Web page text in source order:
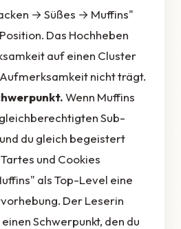
→ Süßes → Muffins"
Das Hochheben
auf einen Cluster
nicht trägt.
Wenn Muffins
Sub-
du gleich begeistert
und Cookies
als Top-Level eine
Der Leserin
Schwerpunkt, den du